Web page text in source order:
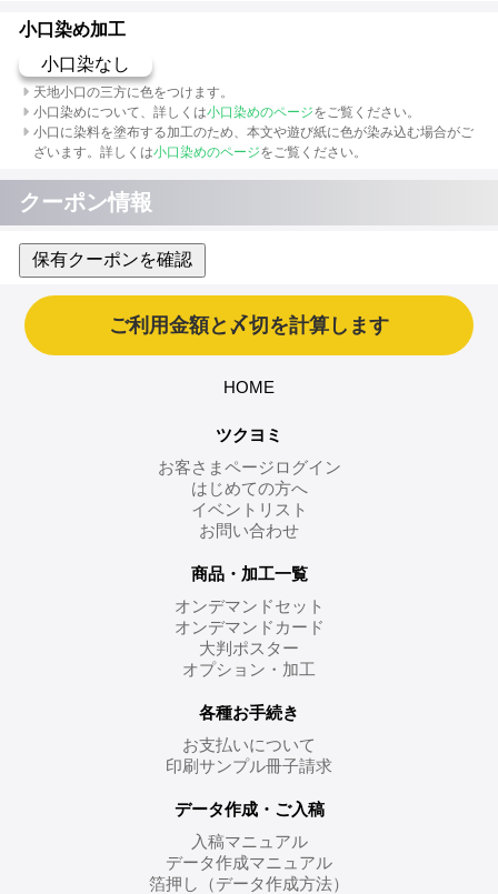
小口染め加工
小口染なし
天地小口の三方に色をつけます。
小口染めについて、詳しくは小口染めのページをご覧ください。
小口に染料を塗布する加工のため、本文や遊び紙に色が染み込む場合がご
ざいます。詳しくは小口染めのページをご覧ください。
クーポン情報
保有クーポンを確認
HOME
ツクヨミ
お客さまページログイン
はじめての方へ
イベントリスト
お問い合わせ
商品・加工一覧
オンデマンドセット
オンデマンドカード
大判ポスター
オプション・加工
各種お手続き
お支払いについて
印刷サンプル冊子請求
データ作成・ご入稿
入稿マニュアル
データ作成マニュアル
箔押し（データ作成方法）